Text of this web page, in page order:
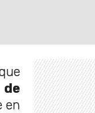
en